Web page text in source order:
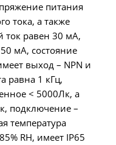
питания
тока, а также
ток равен 30 мА,
мА, состояние
выход – NPN и
равна 1 кГц,
< 5000Лк, а
подключение –
температура
RH, имеет IP65